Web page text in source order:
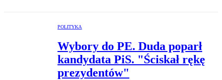
POLITYKA
Wybory do PE. Duda poparł
kandydata PiS. "Ściskał rękę
prezydentów"